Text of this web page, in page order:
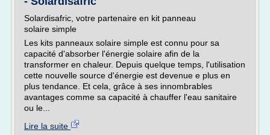
Solardisafric, votre partenaire en kit panneau
solaire simple
Les kits panneaux solaire simple est connu pour sa
capacité d'absorber l'énergie solaire afin de la
transformer en chaleur. Depuis quelque temps, l'utilisation
cette nouvelle source d'énergie est devenue e plus en
plus tendance. Et cela, grâce à ses innombrables
avantages comme sa capacité à chauffer l'eau sanitaire
ou le...
Lire la suite